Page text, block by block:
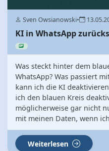
Sven Owsianowski•
KI in WhatsApp
Was steckt hinter dem
WhatsApp? Was passiert
kann ich die KI
ich den blauen Kreis
möglicherweise gar nicht
mit meinen Daten, wenn
Weiterlesen